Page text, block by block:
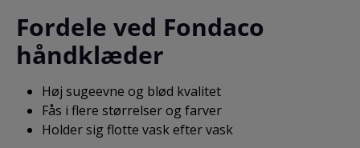
Fordele ved Fondaco
håndklæder
Høj sugeevne og blød kvalitet
Fås i flere størrelser og farver
Holder sig flotte vask efter vask